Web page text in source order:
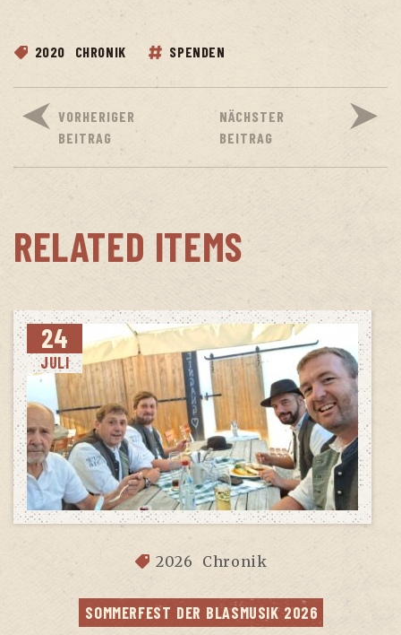
2020 CHRONIK SPENDEN
VORHERIGER
BEITRAG
NÄCHSTER
BEITRAG
RELATED ITEMS
24
JULI
2026 Chronik
SOM­MER­FEST DER BLAS­MU­SIK 2026